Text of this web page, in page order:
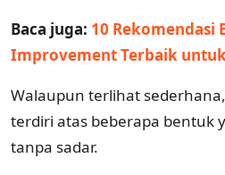
Baca juga: 10 Rekomendasi
Improvement Terbaik
Walaupun terlihat
terdiri atas beberapa bentuk
tanpa sadar.